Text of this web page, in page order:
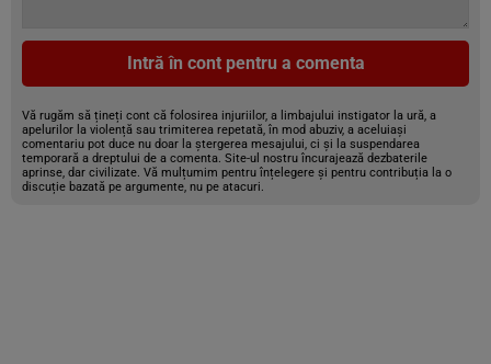
Intră în cont pentru a comenta
Vă rugăm să țineți cont că folosirea injuriilor, a limbajului instigator la ură, a
apelurilor la violență sau trimiterea repetată, în mod abuziv, a aceluiași
comentariu pot duce nu doar la ștergerea mesajului, ci și la suspendarea
temporară a dreptului de a comenta. Site-ul nostru încurajează dezbaterile
aprinse, dar civilizate. Vă mulțumim pentru înțelegere și pentru contribuția la o
discuție bazată pe argumente, nu pe atacuri.